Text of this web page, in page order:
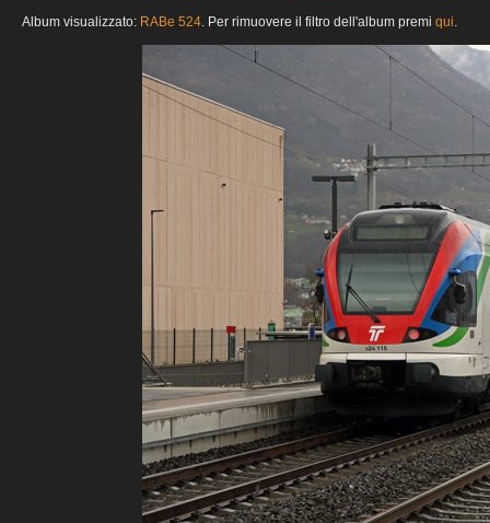
Album visualizzato: RABe 524. Per rimuovere il filtro dell'album premi qui.